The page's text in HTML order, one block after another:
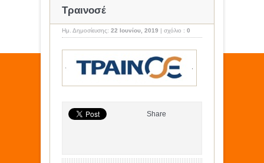
Τραινοσέ
Ημ. Δημοσίευσης: 22 Ιουνίου, 2019 | σχόλιο : 0
Share